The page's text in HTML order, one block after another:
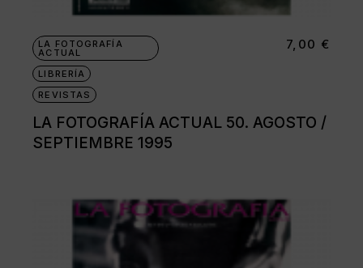
LA FOTOGRAFÍA
ACTUAL
LIBRERÍA
REVISTAS
LA FOTOGRAFÍA ACTUAL 50. AGOSTO /
SEPTIEMBRE 1995
7,00 €